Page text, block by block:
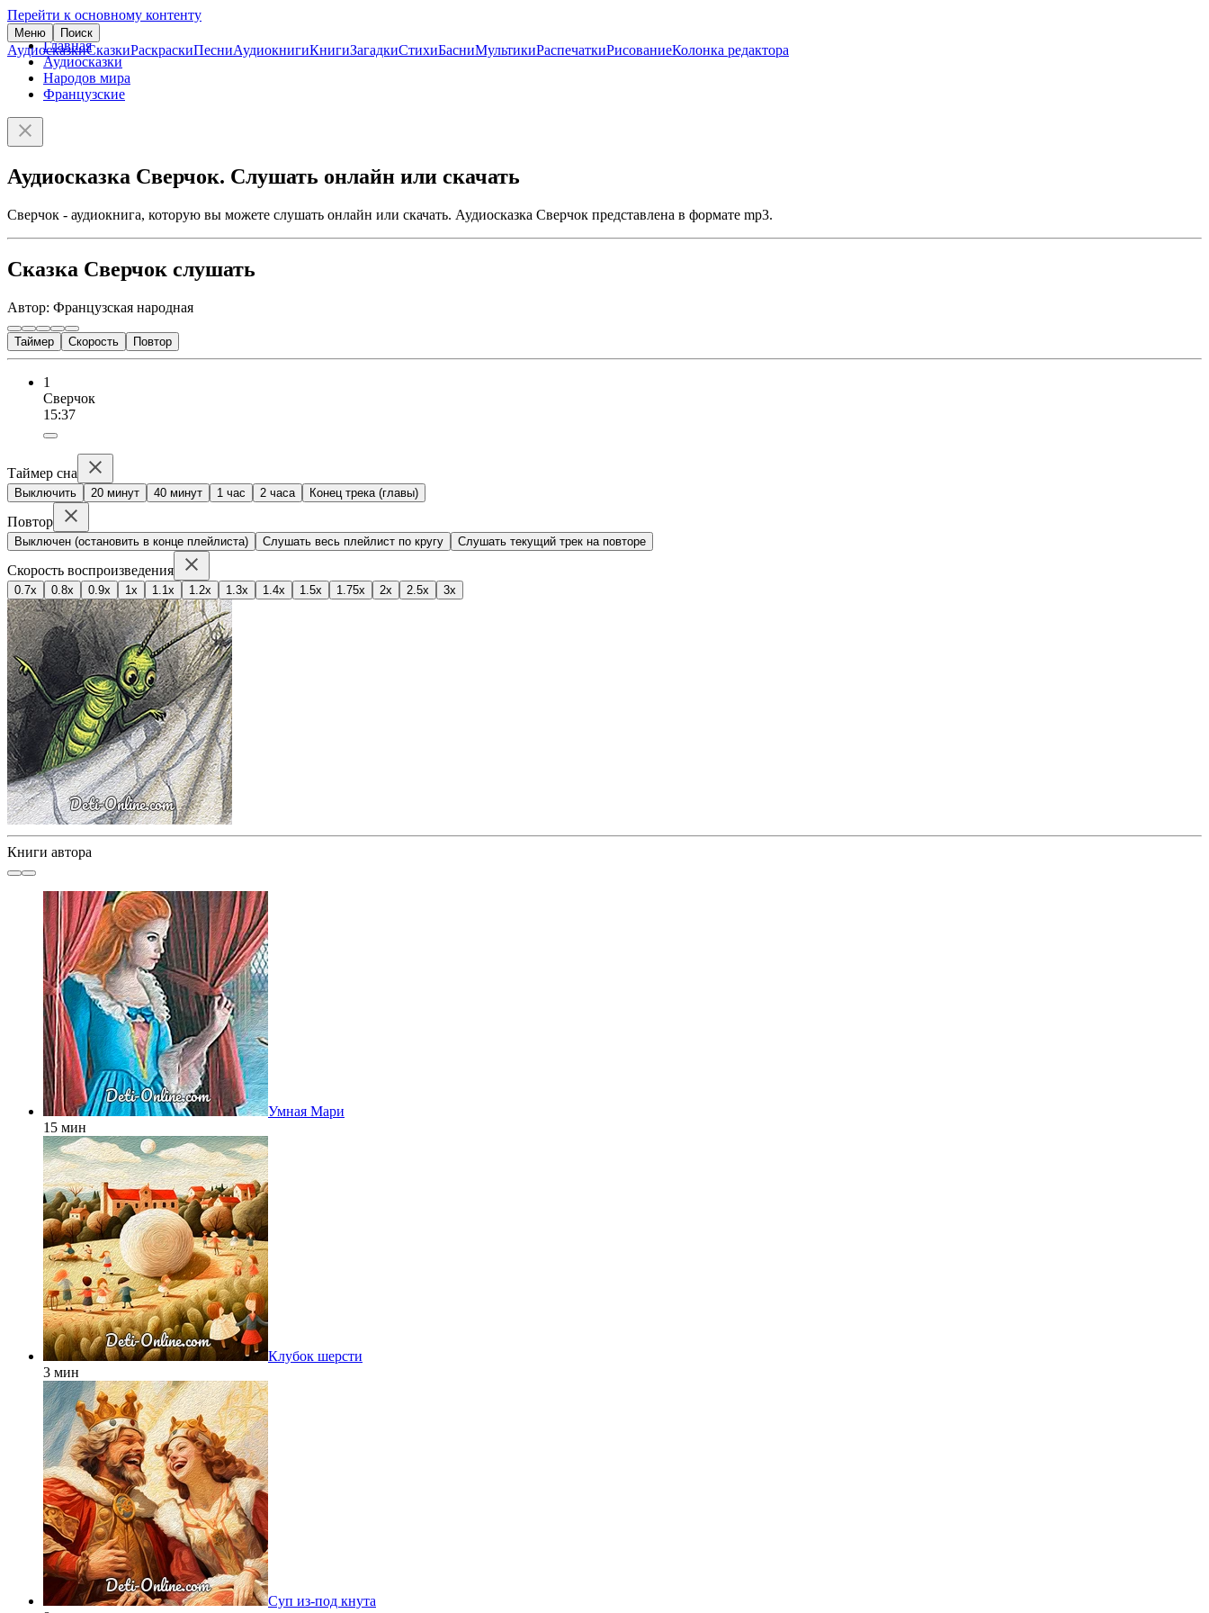
Перейти к основному контенту
Меню Поиск
АудиосказкиСказкиРаскраскиПесниАудиокнигиКнигиЗагадкиСтихиБасниМультикиРаспечаткиРисованиеКолонка редактора
Главная
Аудиосказки
Народов мира
Французские
Аудиосказка Сверчок. Слушать онлайн или скачать
Сверчок - аудиокнига, которую вы можете слушать онлайн или скачать. Аудиосказка Сверчок представлена в формате mp3.
Сказка Сверчок слушать
Автор: Французская народная
Таймер Скорость Повтор
1
Сверчок
15:37
Таймер сна
Выключить 20 минут 40 минут 1 час 2 часа Конец трека (главы)
Повтор
Выключен (остановить в конце плейлиста) Слушать весь плейлист по кругу Слушать текущий трек на повторе
Скорость воспроизведения
0.7x 0.8x 0.9x 1x 1.1x 1.2x 1.3x 1.4x 1.5x 1.75x 2x 2.5x 3x
Книги автора
Умная Мари
15 мин
Клубок шерсти
3 мин
Суп из-под кнута